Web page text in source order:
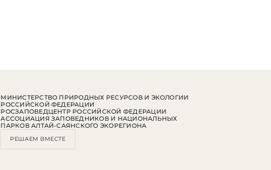
МИНИСТЕРСТВО ПРИРОДНЫХ РЕСУРСОВ И ЭКОЛОГИИ
РОССИЙСКОЙ ФЕДЕРАЦИИ
РОСЗАПОВЕДЦЕНТР РОССИЙСКОЙ ФЕДЕРАЦИИ
АССОЦИАЦИЯ ЗАПОВЕДНИКОВ И НАЦИОНАЛЬНЫХ
ПАРКОВ АЛТАЙ-САЯНСКОГО ЭКОРЕГИОНА
РЕШАЕМ ВМЕСТЕ